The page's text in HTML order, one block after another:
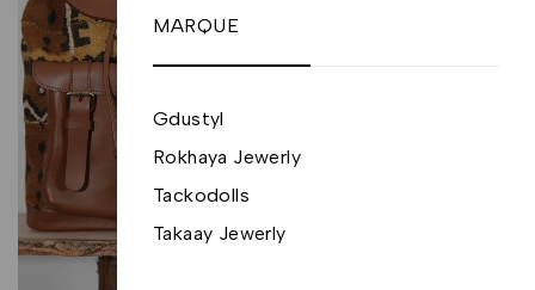
MARQUE
Gdustyl
Rokhaya Jewerly
Tackodolls
Takaay Jewerly